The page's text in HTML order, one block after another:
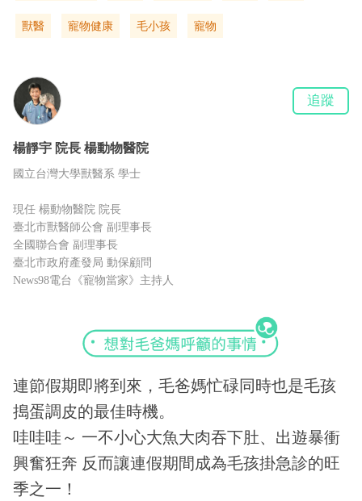
獸醫 寵物健康 毛小孩 寵物
楊靜宇 院長 楊動物醫院
國立台灣大學獸醫系 學士
現任 楊動物醫院 院長
臺北市獸醫師公會 副理事長
全國聯合會 副理事長
臺北市政府產發局 動保顧問
News98電台《寵物當家》主持人
追蹤
連節假期即將到來，毛爸媽忙碌同時也是毛孩
搗蛋調皮的最佳時機。
哇哇哇～ 一不小心大魚大肉吞下肚、出遊暴衝
興奮狂奔 反而讓連假期間成為毛孩掛急診的旺
季之一！